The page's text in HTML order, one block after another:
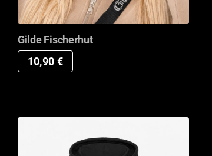
Gilde Fischerhut
10,90 €